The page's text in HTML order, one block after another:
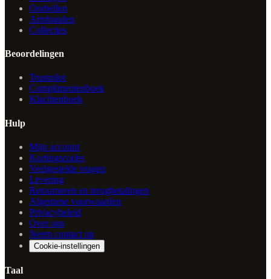
Oorbellen
Armbanden
Collecties
Beoordelingen
Trustpilot
Complimentenboek
Klachtenboek
Hulp
Mijn account
Kortingscodes
Veelgestelde vragen
Levering
Retourneren en terugbetalingen
Algemene voorwaarden
Privacybeleid
Over ons
Neem contact op
Cookie-instellingen
Taal